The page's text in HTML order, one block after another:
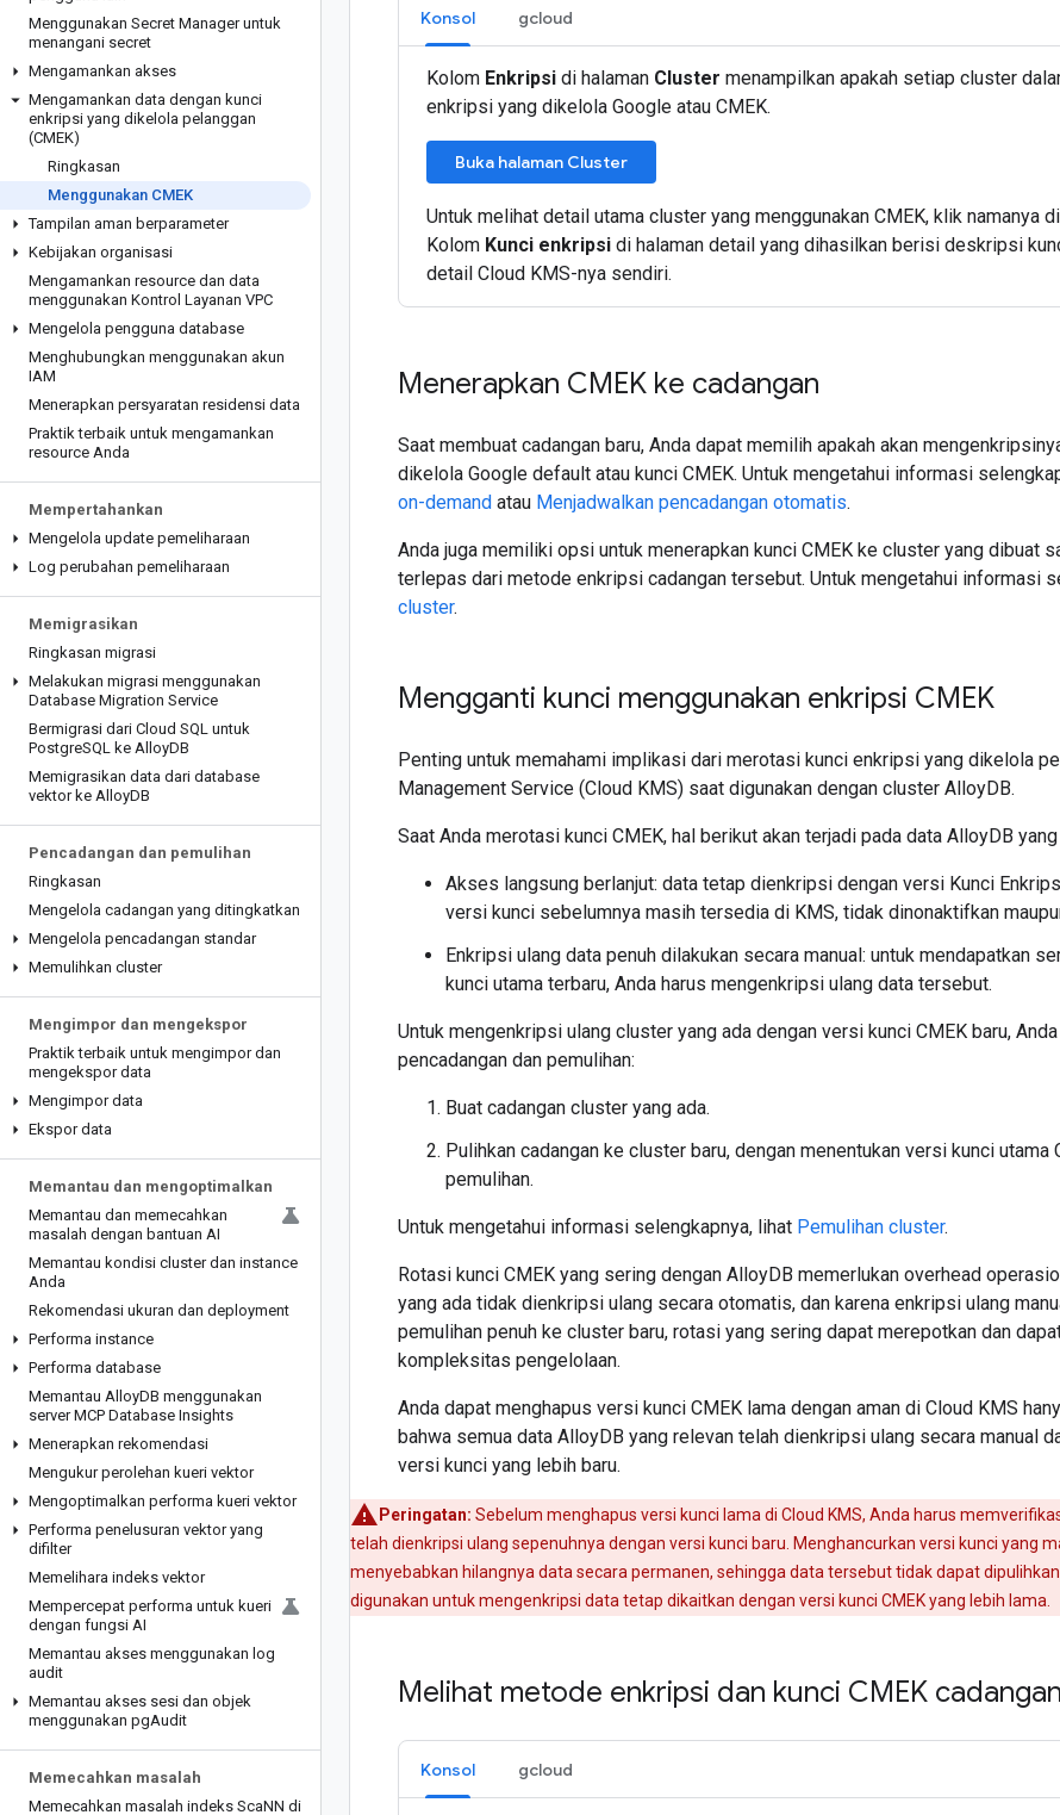
Menggunakan Secret Manager untuk
menangani secret
Mengamankan akses
Mengamankan data dengan kunci
enkripsi yang dikelola pelanggan
(CMEK)
Ringkasan
Menggunakan CMEK
Tampilan aman berparameter
Kebijakan organisasi
Mengamankan resource dan data
menggunakan Kontrol Layanan VPC
Mengelola pengguna database
Menghubungkan menggunakan akun
IAM
Menerapkan persyaratan residensi data
Praktik terbaik untuk mengamankan
resource Anda
Mempertahankan
Mengelola update pemeliharaan
Log perubahan pemeliharaan
Memigrasikan
Ringkasan migrasi
Melakukan migrasi menggunakan
Database Migration Service
Bermigrasi dari Cloud SQL untuk
PostgreSQL ke AlloyDB
Memigrasikan data dari database
vektor ke AlloyDB
Pencadangan dan pemulihan
Ringkasan
Mengelola cadangan yang ditingkatkan
Mengelola pencadangan standar
Memulihkan cluster
Mengimpor dan mengekspor
Praktik terbaik untuk mengimpor dan
mengekspor data
Mengimpor data
Ekspor data
Memantau dan mengoptimalkan
Memantau dan memecahkan
masalah dengan bantuan AI
Memantau kondisi cluster dan instance
Anda
Rekomendasi ukuran dan deployment
Performa instance
Performa database
Memantau AlloyDB menggunakan
server MCP Database Insights
Menerapkan rekomendasi
Mengukur perolehan kueri vektor
Mengoptimalkan performa kueri vektor
Performa penelusuran vektor yang
difilter
Memelihara indeks vektor
Mempercepat performa untuk kueri
dengan fungsi AI
Memantau akses menggunakan log
audit
Memantau akses sesi dan objek
menggunakan pgAudit
Memecahkan masalah
Memecahkan masalah indeks ScaNN di
Konsol gcloud
Kolom Enkripsi di halaman Cluster menampilkan apakah setiap cluster
enkripsi yang dikelola Google atau CMEK.
Buka halaman Cluster
Untuk melihat detail utama cluster yang menggunakan CMEK, klik namanya
Kolom Kunci enkripsi di halaman detail yang dihasilkan berisi deskripsi
detail Cloud KMS-nya sendiri.
Menerapkan CMEK ke cadangan
Saat membuat cadangan baru, Anda dapat memilih apakah akan
dikelola Google default atau kunci CMEK. Untuk mengetahui informasi
on-demand atau Menjadwalkan pencadangan otomatis.
Anda juga memiliki opsi untuk menerapkan kunci CMEK ke cluster yang dibuat
terlepas dari metode enkripsi cadangan tersebut. Untuk mengetahui informasi
cluster.
Mengganti kunci menggunakan enkripsi CMEK
Penting untuk memahami implikasi dari merotasi kunci enkripsi yang dikelola
Management Service (Cloud KMS) saat digunakan dengan cluster AlloyDB.
Saat Anda merotasi kunci CMEK, hal berikut akan terjadi pada data AlloyDB yang
Akses langsung berlanjut: data tetap dienkripsi dengan versi Kunci
versi kunci sebelumnya masih tersedia di KMS, tidak dinonaktifkan
Enkripsi ulang data penuh dilakukan secara manual: untuk mendapatkan
kunci utama terbaru, Anda harus mengenkripsi ulang data tersebut.
Untuk mengenkripsi ulang cluster yang ada dengan versi kunci CMEK baru,
pencadangan dan pemulihan:
Buat cadangan cluster yang ada.
Pulihkan cadangan ke cluster baru, dengan menentukan versi kunci utama
pemulihan.
Untuk mengetahui informasi selengkapnya, lihat Pemulihan cluster.
Rotasi kunci CMEK yang sering dengan AlloyDB memerlukan overhead
yang ada tidak dienkripsi ulang secara otomatis, dan karena enkripsi ulang
pemulihan penuh ke cluster baru, rotasi yang sering dapat merepotkan dan
kompleksitas pengelolaan.
Anda dapat menghapus versi kunci CMEK lama dengan aman di Cloud KMS
bahwa semua data AlloyDB yang relevan telah dienkripsi ulang secara manual
versi kunci yang lebih baru.
Peringatan: Sebelum menghapus versi kunci lama di Cloud KMS, Anda harus
telah dienkripsi ulang sepenuhnya dengan versi kunci baru. Menghancurkan versi kunci yang
menyebabkan hilangnya data secara permanen, sehingga data tersebut tidak dapat
digunakan untuk mengenkripsi data tetap dikaitkan dengan versi kunci CMEK yang lebih lama.
Melihat metode enkripsi dan kunci CMEK cadangan
Konsol gcloud